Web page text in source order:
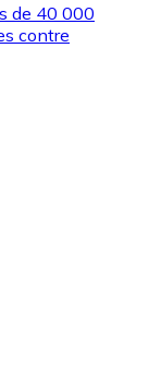
de 40 000
contre